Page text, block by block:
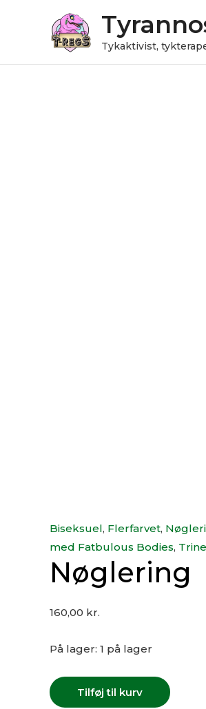
Tykaktivist,
Biseksuel, Flerfarvet,
med Fatbulous Bodies, Trine
Nøglering
160,00 kr.
På lager: 1 på lager
Tilføj til kurv